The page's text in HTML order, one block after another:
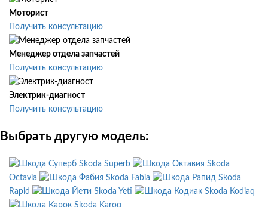
Моторист
Получить консультацию
Менеджер отдела запчастей
Получить консультацию
Электрик-диагност
Получить консультацию
Выбрать другую модель:
Skoda Superb
Skoda
Octavia
Skoda Fabia
Skoda
Rapid
Skoda Yeti
Skoda Kodiaq
Skoda Karoq